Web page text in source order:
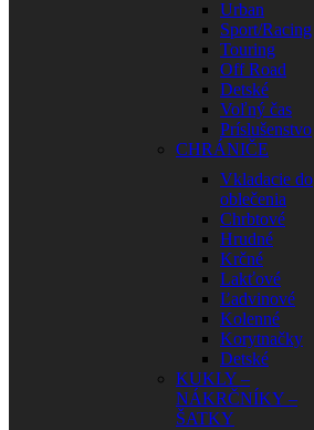
Urban
Sport/Racing
Touring
Off Road
Detské
Voľný čas
Príslušenstvo
CHRÁNIČE
Vkladacie do
oblečenia
Chrbtové
Hrudné
Krčné
Lakťové
Ľadvinové
Kolenné
Korytnačky
Detské
KUKLY –
NÁKRČNÍKY –
ŠATKY